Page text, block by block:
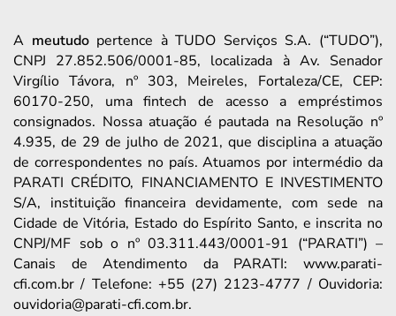
A meutudopertence à TUDO Serviços S.A. (“TUDO”),
CNPJ 27.852.506/0001-85, localizada à Av. Senador
Virgílio Távora, nº 303, Meireles, Fortaleza/CE, CEP:
60170-250, uma fintech de acesso a empréstimos
consignados. Nossa atuação é pautada na Resolução nº
4.935, de 29 de julho de 2021, que disciplina a atuação
de correspondentes no país. Atuamos por intermédio da
PARATI CRÉDITO, FINANCIAMENTO E INVESTIMENTO
S/A, instituição financeira devidamente, com sede na
Cidade de Vitória, Estado do Espírito Santo, e inscrita no
CNPJ/MF sob o nº 03.311.443/0001-91 (“PARATI”) –
Canais de Atendimento da PARATI: www.parati-
cfi.com.br / Telefone: +55 (27) 2123-4777 / Ouvidoria:
ouvidoria@parati-cfi.com.br.